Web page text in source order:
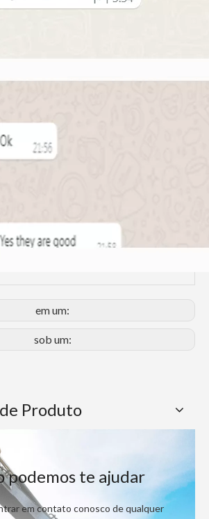
em um:
sob um:
Produto
podemos te ajudar
em contato conosco de qualquer